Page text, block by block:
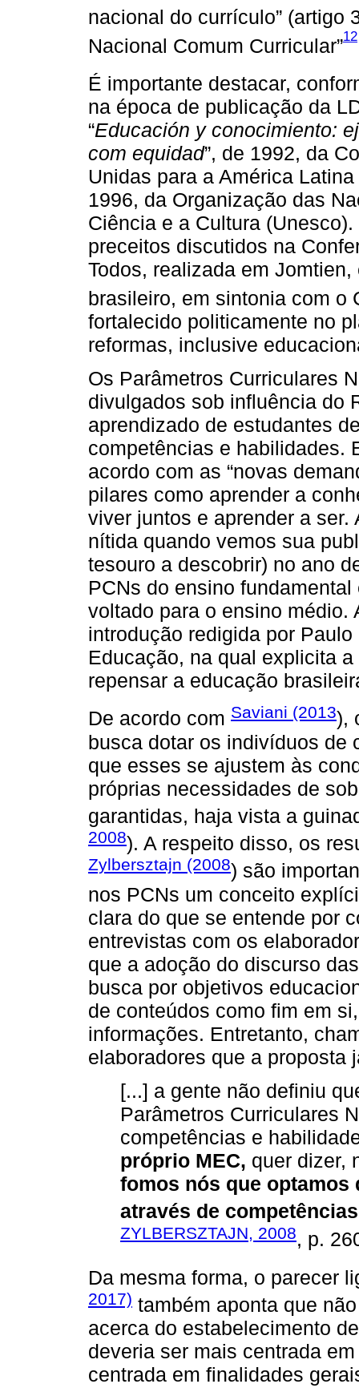
nacional do currículo” (artigo
Nacional Comum Curricular”12
É importante destacar,
na época de publicação da
“Educación y conocimiento:
com equidad”, de 1992, da
Unidas para a América
1996, da Organização das
Ciência e a Cultura
preceitos discutidos na
Todos, realizada em
brasileiro, em sintonia com o
fortalecido politicamente no
reformas, inclusive
Os Parâmetros Curriculares
divulgados sob influência do
aprendizado de estudantes
competências e habilidades.
acordo com as “novas
pilares como aprender a
viver juntos e aprender a
nítida quando vemos sua
tesouro a descobrir) no ano
PCNs do ensino
voltado para o ensino médio.
introdução redigida por
Educação, na qual explicita
repensar a educação
De acordo com Saviani (2013),
busca dotar os indivíduos de
que esses se ajustem às
próprias necessidades de
garantidas, haja vista a
2008). A respeito disso, os
Zylbersztajn (2008) são
nos PCNs um conceito
clara do que se entende por
entrevistas com os
que a adoção do discurso
busca por objetivos
de conteúdos como fim em
informações. Entretanto,
elaboradores que a proposta
[...] a gente não definiu
Parâmetros Curriculares
competências e
próprio MEC, quer dizer,
fomos nós que optamos
através de
ZYLBERSZTAJN, 2008, p.
Da mesma forma, o parecer
2017) também aponta que
acerca do estabelecimento
deveria ser mais centrada
centrada em finalidades